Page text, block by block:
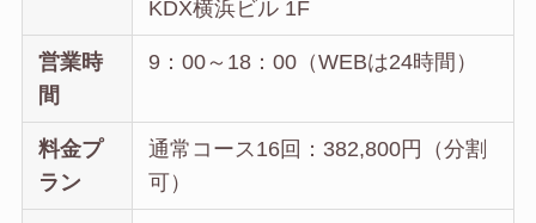
KDX横浜ビル 1F
営業時
間
9：00～18：00（WEBは24時間）
料金プ
ラン
通常コース16回：382,800円（分割
可）